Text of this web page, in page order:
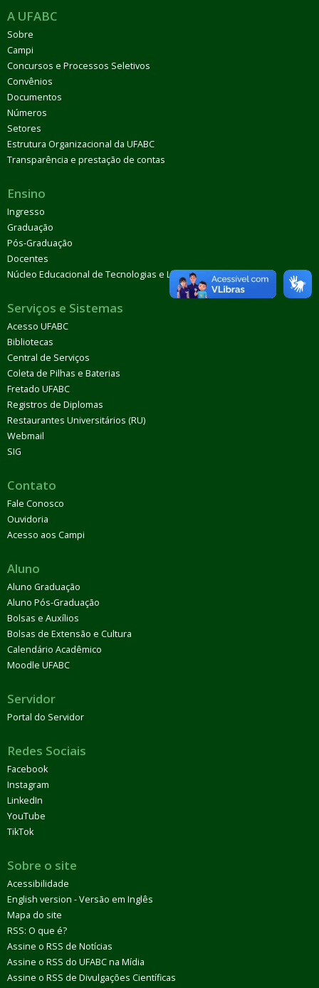
A UFABC
Sobre
Campi
Concursos e Processos Seletivos
Convênios
Documentos
Números
Setores
Estrutura Organizacional da UFABC
Transparência e prestação de contas
Ensino
Ingresso
Graduação
Pós-Graduação
Docentes
Núcleo Educacional de Tecnologias e Línguas (Netel)
Serviços e Sistemas
Acesso UFABC
Bibliotecas
Central de Serviços
Coleta de Pilhas e Baterias
Fretado UFABC
Registros de Diplomas
Restaurantes Universitários (RU)
Webmail
SIG
Contato
Fale Conosco
Ouvidoria
Acesso aos Campi
Aluno
Aluno Graduação
Aluno Pós-Graduação
Bolsas e Auxílios
Bolsas de Extensão e Cultura
Calendário Acadêmico
Moodle UFABC
Servidor
Portal do Servidor
Redes Sociais
Facebook
Instagram
LinkedIn
YouTube
TikTok
Sobre o site
Acessibilidade
English version - Versão em Inglês
Mapa do site
RSS: O que é?
Assine o RSS de Notícias
Assine o RSS do UFABC na Mídia
Assine o RSS de Divulgações Científicas